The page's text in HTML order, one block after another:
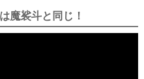
魔裟斗と同じ！